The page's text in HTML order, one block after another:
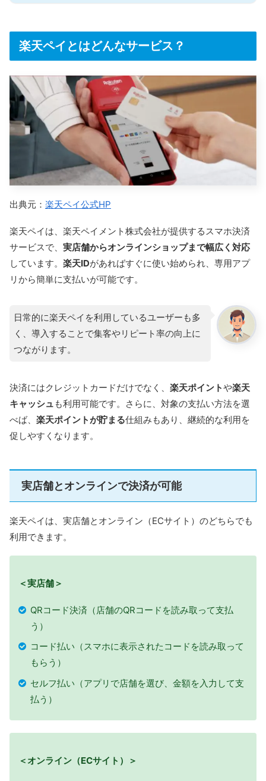
楽天ペイとはどんなサービス？
出典元： 楽天ペイ公式HP
楽天ペイは、楽天ペイメント株式会社が提供するスマホ決済
サービスで、 実店舗からオンラインショップまで幅広く対応
しています。 楽天IDがあればすぐに使い始められ、専用アプ
リから簡単に支払いが可能です。
日常的に楽天ペイを利用しているユーザーも多
く、導入することで集客やリピート率の向上に
つながります。
決済にはクレジットカードだけでなく、 楽天ポイントや楽天
キャッシュ も利用可能です。さらに、対象の支払い方法を選
べば、 楽天ポイントが貯まる仕組みもあり、継続的な利用を
促しやすくなります。
実店舗とオンラインで決済が可能
楽天ペイは、実店舗とオンライン（ECサイト）のどちらでも
利用できます。
＜実店舗＞
QRコード決済（店舗のQRコードを読み取って支払
う）
コード払い（スマホに表示されたコードを読み取って
もらう）
セルフ払い（アプリで店舗を選び、金額を入力して支
払う）
＜オンライン（ECサイト）＞